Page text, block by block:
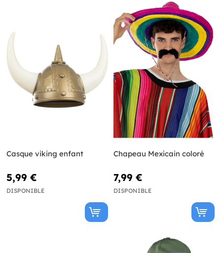
Casque viking enfant
5,99 €
DISPONIBLE
Chapeau Mexicain coloré
7,99 €
DISPONIBLE